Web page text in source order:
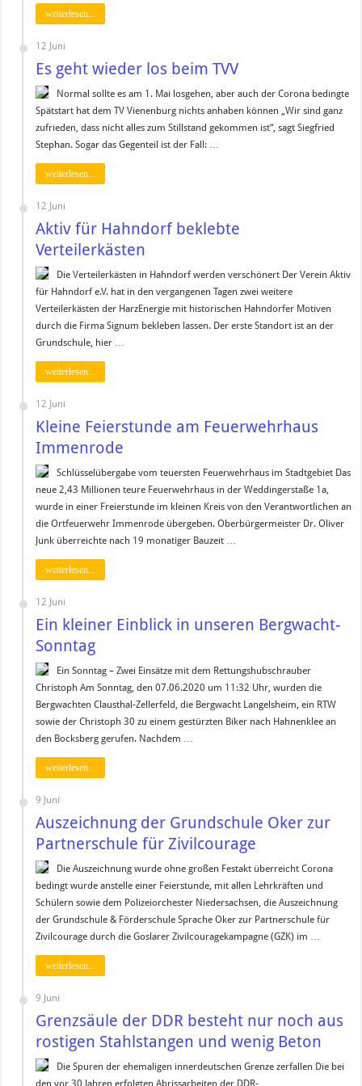
weiterlesen...
12 Juni
Es geht wieder los beim TVV
Normal sollte es am 1. Mai losgehen, aber auch der Corona bedingte
Spätstart hat dem TV Vienenburg nichts anhaben können „Wir sind ganz
zufrieden, dass nicht alles zum Stillstand gekommen ist“, sagt Siegfried
Stephan. Sogar das Gegenteil ist der Fall: …
weiterlesen...
12 Juni
Aktiv für Hahndorf beklebte
Verteilerkästen
Die Verteilerkästen in Hahndorf werden verschönert Der Verein Aktiv
für Hahndorf e.V. hat in den vergangenen Tagen zwei weitere
Verteilerkästen der HarzEnergie mit historischen Hahndorfer Motiven
durch die Firma Signum bekleben lassen. Der erste Standort ist an der
Grundschule, hier …
weiterlesen...
12 Juni
Kleine Feierstunde am Feuerwehrhaus
Immenrode
Schlüsselübergabe vom teuersten Feuerwehrhaus im Stadtgebiet Das
neue 2,43 Millionen teure Feuerwehrhaus in der Weddingerstaße 1a,
wurde in einer Freierstunde im kleinen Kreis von den Verantwortlichen an
die Ortfeuerwehr Immenrode übergeben. Oberbürgermeister Dr. Oliver
Junk überreichte nach 19 monatiger Bauzeit …
weiterlesen...
12 Juni
Ein kleiner Einblick in unseren Bergwacht-
Sonntag
Ein Sonntag – Zwei Einsätze mit dem Rettungshubschrauber
Christoph Am Sonntag, den 07.06.2020 um 11:32 Uhr, wurden die
Bergwachten Clausthal-Zellerfeld, die Bergwacht Langelsheim, ein RTW
sowie der Christoph 30 zu einem gestürzten Biker nach Hahnenklee an
den Bocksberg gerufen. Nachdem …
weiterlesen...
9 Juni
Auszeichnung der Grundschule Oker zur
Partnerschule für Zivilcourage
Die Auszeichnung wurde ohne großen Festakt überreicht Corona
bedingt wurde anstelle einer Feierstunde, mit allen Lehrkräften und
Schülern sowie dem Polizeiorchester Niedersachsen, die Auszeichnung
der Grundschule & Förderschule Sprache Oker zur Partnerschule für
Zivilcourage durch die Goslarer Zivilcouragekampagne (GZK) im …
weiterlesen...
9 Juni
Grenzsäule der DDR besteht nur noch aus
rostigen Stahlstangen und wenig Beton
Die Spuren der ehemaligen innerdeutschen Grenze zerfallen Die bei
den vor 30 Jahren erfolgten Abrissarbeiten der DDR-